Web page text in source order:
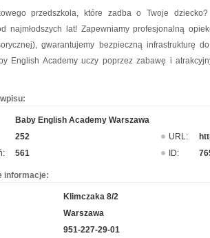
przedszkola, które zadba o Twoje
najmłodszych lat! Zapewniamy profesjonalną
gwarantujemy bezpieczną infrastrukturę
English Academy uczy poprzez zabawę i
Baby English Academy Warszawa
252 URL:
561 ID:
informacje:
Klimczaka 8/2
Warszawa
951-227-29-01